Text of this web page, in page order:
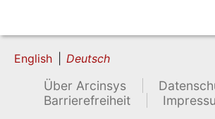
English Deutsch
Über Arcinsys
Barrierefreiheit